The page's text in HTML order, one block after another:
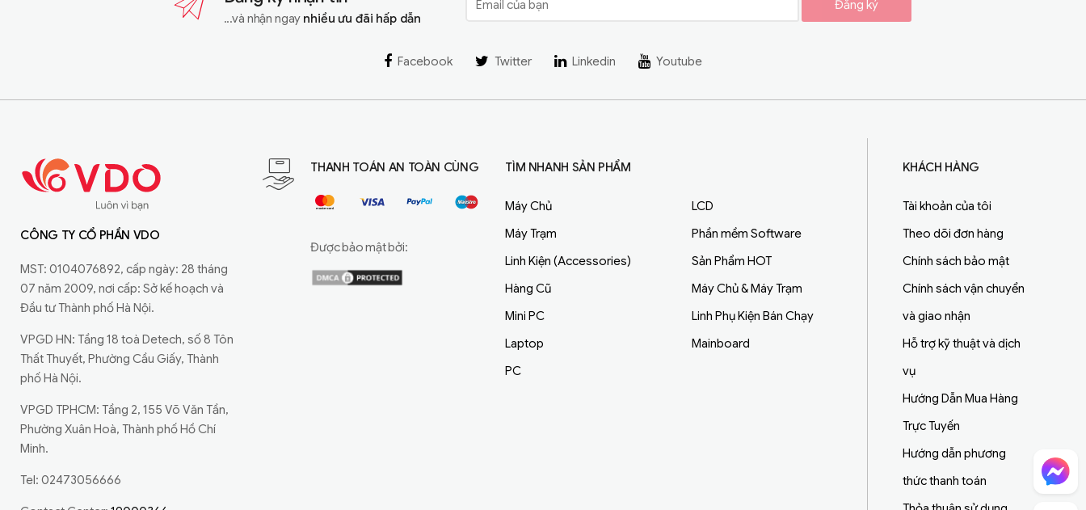
...và nhận ngay nhiều ưu đãi hấp dẫn
Đăng ký
Facebook Twitter Linkedin Youtube
CÔNG TY CỔ PHẦN VDO
MST: 0104076892, cấp ngày: 28 tháng
07 năm 2009, nơi cấp: Sở kế hoạch và
Đầu tư Thành phố Hà Nội.
VPGD HN: Tầng 18 toà Detech, số 8 Tôn
Thất Thuyết, Phường Cầu Giấy, Thành
phố Hà Nội.
VPGD TPHCM: Tầng 2, 155 Võ Văn Tần,
Phường Xuân Hoà, Thành phố Hồ Chí
Minh.
Tel: 02473056666
THANH TOÁN AN TOÀN CÙNG
Được bảo mật bởi:
TÌM NHANH SẢN PHẨM
Máy Chủ
Máy Trạm
Linh Kiện (Accessories)
Hàng Cũ
Mini PC
Laptop
PC
LCD
Phần mềm Software
Sản Phẩm HOT
Máy Chủ & Máy Trạm
Linh Phụ Kiện Bán Chạy
Mainboard
KHÁCH HÀNG
Tài khoản của tôi
Theo dõi đơn hàng
Chính sách bảo mật
Chính sách vận chuyển
và giao nhận
Hỗ trợ kỹ thuật và dịch
vụ
Hướng Dẫn Mua Hàng
Trực Tuyến
Hướng dẫn phương
thức thanh toánChat Facebook